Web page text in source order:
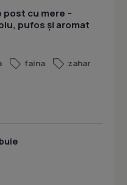
post cu mere –
pufos și aromat
faina
zahar